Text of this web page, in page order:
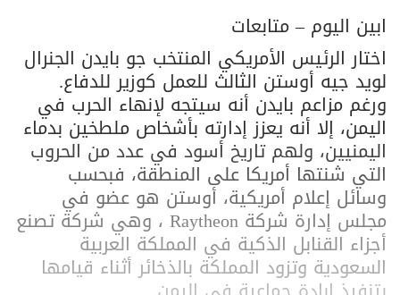
ابين اليوم – متابعات
اختار الرئيس الأمريكي المنتخب جو بايدن الجنرال
لويد جيه أوستن الثالث للعمل كوزير للدفاع.
ورغم مزاعم بايدن أنه سيتجه لإنهاء الحرب في
اليمن، إلا أنه يعزز إدارته بأشخاص ملطخين بدماء
اليمنيين، ولهم تاريخ أسود في عدد من الحروب
التي شنتها أمريكا على المنطقة، فبحسب
وسائل إعلام أمريكية، أوستن هو عضو في
مجلس إدارة شركة Raytheon ، وهي شركة تصنع
أجزاء القنابل الذكية في المملكة العربية
السعودية وتزود المملكة بالذخائر أثناء قيامها